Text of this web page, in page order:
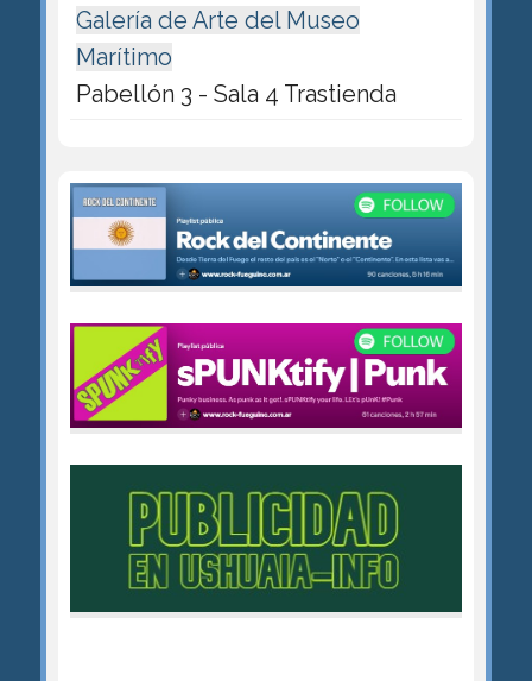
Galería de Arte del Museo
Marítimo
Pabellón 3 - Sala 4 Trastienda